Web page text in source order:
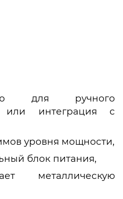
для ручного
или интеграция с
уровня мощности,
блок питания,
металлическую